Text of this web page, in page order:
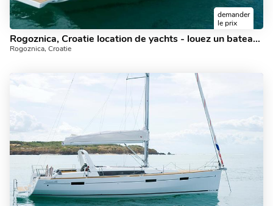
demander
le prix
Rogoznica, Croatie location de yachts - louez un bateau pouvant accueillir jusqu'à 8 personnes.
Rogoznica, Croatie